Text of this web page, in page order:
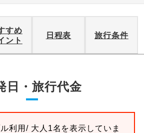
すめ
ント
日程表 旅行条件
日・旅行代金
利用/ 大人1名を表示していま